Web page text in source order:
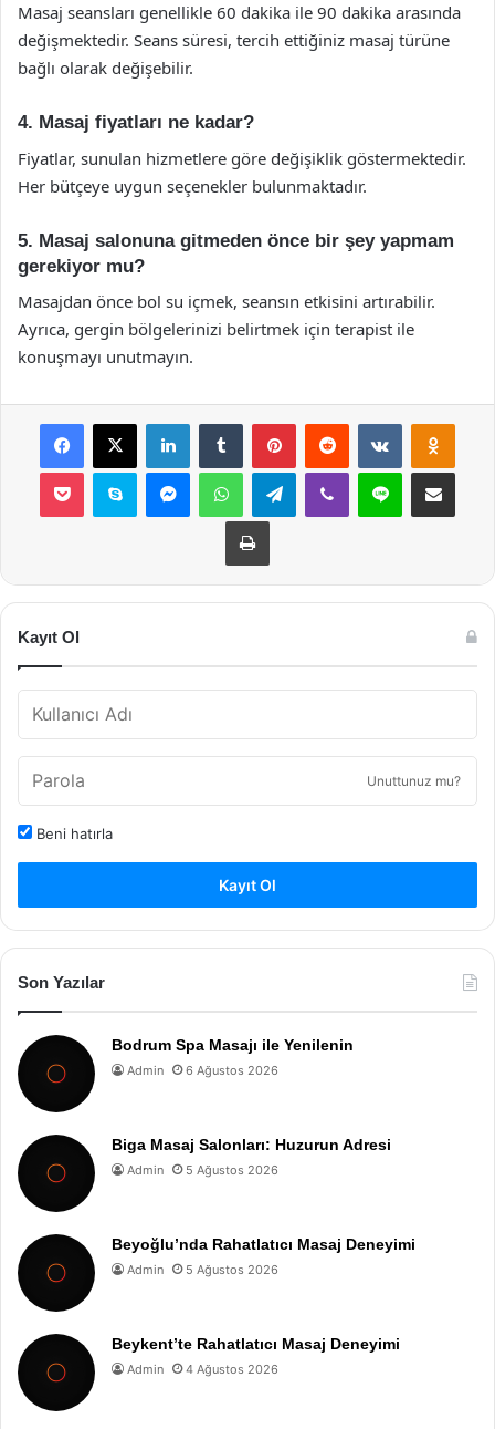
Masaj seansları genellikle 60 dakika ile 90 dakika arasında
değişmektedir. Seans süresi, tercih ettiğiniz masaj türüne
bağlı olarak değişebilir.
4. Masaj fiyatları ne kadar?
Fiyatlar, sunulan hizmetlere göre değişiklik göstermektedir.
Her bütçeye uygun seçenekler bulunmaktadır.
5. Masaj salonuna gitmeden önce bir şey yapmam
gerekiyor mu?
Masajdan önce bol su içmek, seansın etkisini artırabilir.
Ayrıca, gergin bölgelerinizi belirtmek için terapist ile
konuşmayı unutmayın.
Facebook
X LinkedInTumblr PinterestReddit VKontakte
Pocket Skype MessengerWhatsAppTelegramViber Line E-Posta ile
Yazdır
Kayıt Ol
Unuttunuz mu?
Beni hatırla
Kayıt Ol
Son Yazılar
Bodrum Spa Masajı ile Yenilenin
Admin 6 Ağustos 2026
Biga Masaj Salonları: Huzurun Adresi
Admin 5 Ağustos 2026
Beyoğlu’nda Rahatlatıcı Masaj Deneyimi
Admin 5 Ağustos 2026
Beykent’te Rahatlatıcı Masaj Deneyimi
Admin 4 Ağustos 2026